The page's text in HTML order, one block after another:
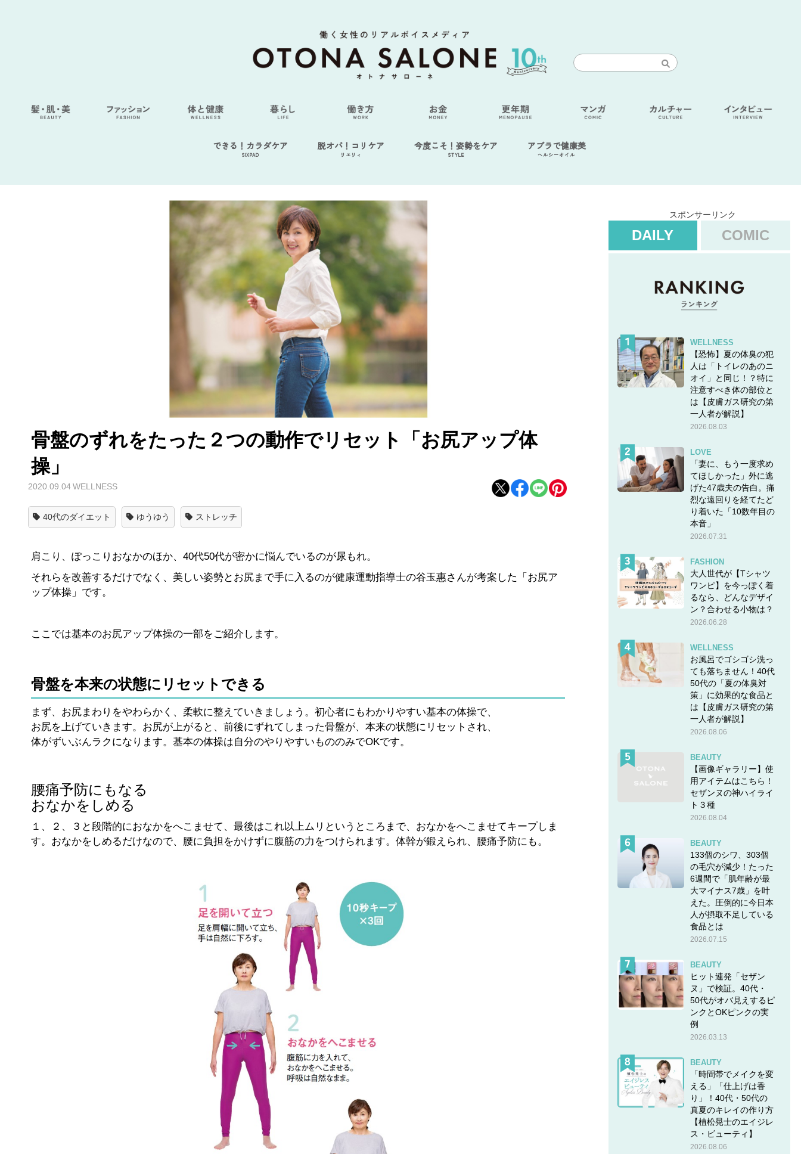
できる！カラダケア
SIXPAD
脱オバ！コリケア
リエリィ
今度こそ！姿勢をケア
STYLE
アブラで健康美
ヘルシーオイル
骨盤のずれをたった２つの動作でリセット「お尻アップ体
操」
2020.09.04 WELLNESS
40代のダイエット ゆうゆう ストレッチ
肩こり、ぽっこりおなかのほか、40代50代が密かに悩んでいるのが尿もれ。
それらを改善するだけでなく、美しい姿勢とお尻まで手に入るのが健康運動指導士の谷玉惠さんが考案した「お尻ア
ップ体操」です。
ここでは基本のお尻アップ体操の一部をご紹介します。
骨盤を本来の状態にリセットできる
まず、お尻まわりをやわらかく、柔軟に整えていきましょう。初心者にもわかりやすい基本の体操で、
お尻を上げていきます。お尻が上がると、前後にずれてしまった骨盤が、本来の状態にリセットされ、
体がずいぶんラクになります。基本の体操は自分のやりやすいもののみでOKです。
腰痛予防にもなる
おなかをしめる
１、２、３と段階的におなかをへこませて、最後はこれ以上ムリというところまで、おなかをへこませてキープしま
す。おなかをしめるだけなので、腰に負担をかけずに腹筋の力をつけられます。体幹が鍛えられ、腰痛予防にも。
スポンサーリンク
DAILY COMIC
WELLNESS
【恐怖】夏の体臭の犯
人は「トイレのあのニ
オイ」と同じ！？特に
注意すべき体の部位と
は【皮膚ガス研究の第
一人者が解説】
2026.08.03
LOVE
「妻に、もう一度求め
てほしかった」外に逃
げた47歳夫の告白。痛
烈な遠回りを経てたど
り着いた「10数年目の
本音」
2026.07.31
FASHION
大人世代が【Tシャツ
ワンピ】を今っぽく着
るなら、どんなデザイ
ン？合わせる小物は？
2026.06.28
WELLNESS
お風呂でゴシゴシ洗っ
ても落ちません！40代
50代の「夏の体臭対
策」に効果的な食品と
は【皮膚ガス研究の第
一人者が解説】
2026.08.06
BEAUTY
【画像ギャラリー】使
用アイテムはこちら！
セザンヌの神ハイライ
ト３種
2026.08.04
BEAUTY
133個のシワ、303個
の毛穴が減少！たった
6週間で「肌年齢が最
大マイナス7歳」を叶
えた。圧倒的に今日本
人が摂取不足している
食品とは
2026.07.15
BEAUTY
ヒット連発「セザン
ヌ」で検証。40代・
50代がオバ見えするピ
ンクとOKピンクの実
例
2026.03.13
BEAUTY
「時間帯でメイクを変
える」「仕上げは香
り」！40代・50代の
真夏のキレイの作り方
【植松晃士のエイジレ
ス・ビューティ】
2026.08.06